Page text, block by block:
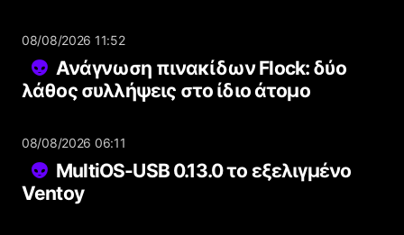
08/08/2026 11:52
Ανάγνωση πινακίδων Flock: δύο
λάθος συλλήψεις στο ίδιο άτομο
08/08/2026 06:11
MultiOS-USB 0.13.0 το εξελιγμένο
Ventoy